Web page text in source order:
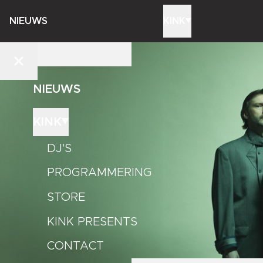
NIEUWS
NIEUWS
DJ'S
PROGRAMMERING
STORE
KINK PRESENTS
CONTACT